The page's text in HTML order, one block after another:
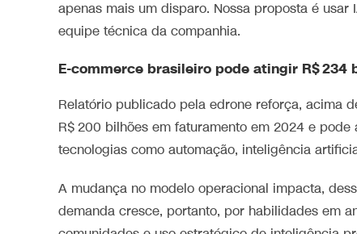
apenas mais um disparo. Nossa proposta é
equipe técnica da companhia.
E-commerce brasileiro pode atingir R$ 234
Relatório publicado pela edrone reforça, acima
R$ 200 bilhões em faturamento em 2024 e
tecnologias como automação, inteligência
A mudança no modelo operacional impacta,
demanda cresce, portanto, por habilidades em